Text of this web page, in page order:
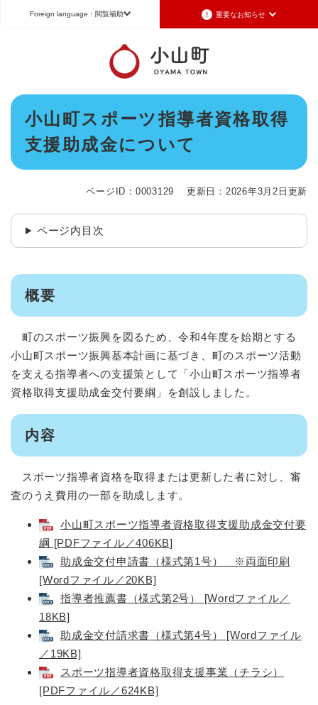
メニューを飛ばして本文へ
Foreign language ・閲覧補助 重要なお知らせ
重要なお知らせ
令和8年6月26日発生の地震被害に対する支援制度のお知らせ
2026年6月28日更新
地震による断水は6月28日午後5時に復旧しました
2026年6月28日更新
2026年6月27日更新
Foreign language
日本語（Japanese） English（英語）
中文（簡体字）
Português（ポルトガル語）
한국어（韓国語）
文字サイズ
本
小山町スポーツ指導者資格取得
支援助成金について
ページID：0003129 更新日：2026年3月2日更新
ページ内目次
概要
町のスポーツ振興を図るため、令和4年度を始期とする
小山町スポーツ振興基本計画に基づき、町のスポーツ活動
を支える指導者への支援策として「小山町スポーツ指導者
資格取得支援助成金交付要綱」を創設しました。
内容
スポーツ指導者資格を取得または更新した者に対し、審
査のうえ費用の一部を助成します。
小山町スポーツ指導者資格取得支援助成金交付要
綱 [PDFファイル／406KB]
助成金交付申請書（様式第1号） ※両面印刷
[Wordファイル／20KB]
指導者推薦書（様式第2号） [Wordファイル／
18KB]
助成金交付請求書（様式第4号） [Wordファイル
／19KB]
スポーツ指導者資格取得支援事業（チラシ）
[PDFファイル／624KB]